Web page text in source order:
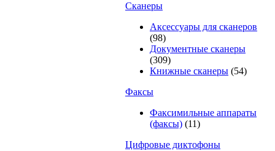
Сканеры
Аксессуары для сканеров
(98)
Документные сканеры
(309)
Книжные сканеры (54)
Факсы
Факсимильные аппараты
(факсы) (11)
Цифровые диктофоны